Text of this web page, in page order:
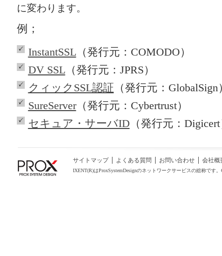
に変わります。
例；
InstantSSL （発行元：COMODO）
DV SSL （発行元：JPRS）
クィックSSL認証 （発行元：GlobalSign
SureServer（発行元：Cybertrust）
セキュア・サーバID （発行元：
サイトマップ よくある質問 お問い合わせ 会社概
IXENT(R)はProxSystemDesignのネットワークサービスの総称です